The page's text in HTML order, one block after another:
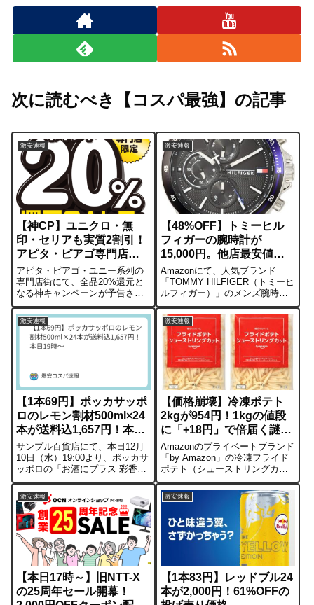
次に読むべき【コスパ最強】の記事
激安速報
【神CP】ユニクロ・無
印・セリアも実質2割引！
アピタ・ピアゴ専門店で
「20%還元」
アピタ・ピアゴ・ユニー系列の
専門店街にて、全品20%還元と
なる神キャンペーンが予告され
ています。期間は12月20日
(土)・21日(日)の2日間。普段は
定価販売のユニクロや無印良
品、100円ショップまでもが、
majica払いで実質2割引になる...
激安速報
【48%OFF】トミーヒル
フィガーの腕時計が
15,000円。他店最安値よ
り3,800円安い
Amazonにて、人気ブランド
「TOMMY HILFIGER（トミーヒ
ルフィガー）」のメンズ腕時計
が特価販売されています。参考
価格28,600円から48%OFFの
15,000円。他店最安値と比較し
ても3,800円安い設定になってお
り、自分用...
激安速報
【1本69円】ポッカサッポ
ロのレモン割材500ml×24
本が送料込1,657円！本日
19時～
サンプル百貨店にて、本日12月
10日（水）19:00より、ポッカサ
ッポロの「お酒にプラス 彩香レ
モン 500ml×24本」が数量限定の
タイムセールで登場します。 ク
ーポン適用で1本あたり約69円。
水やお茶のペットボトルよりも
安い価格で、メー...
激安速報
【価格崩壊】冷凍ポテト
2kgが954円！1kgの値段
に「+18円」で倍届く謎設
定
Amazonのプライベートブランド
「by Amazon」の冷凍フライド
ポテト（シューストリングカッ
ト）が、異常な価格設定になっ
ています。1kg×2袋（合計2kg）
のセットが49%OFFの954円。通
常、この商品は1袋（1kg）で
936円ほど...
激安速報
【本日17時～】旧NTT-X
の25周年セール開幕！
激安速報
【1本83円】レッドブル24
本が2,000円！61%OFFの